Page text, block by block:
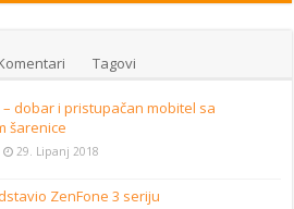
Tagovi
– dobar i pristupačan mobitel sa
šarenice
29. Lipanj 2018
ZenFone 3 seriju